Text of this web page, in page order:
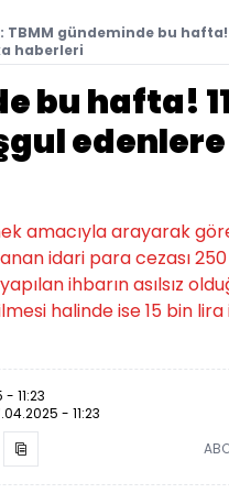
TBMM gündeminde bu hafta!
haberleri
bu hafta!
amacıyla arayarak
idari para cezası
ihbarın asılsız
halinde ise 15 bin lira
11:23
- 11:23